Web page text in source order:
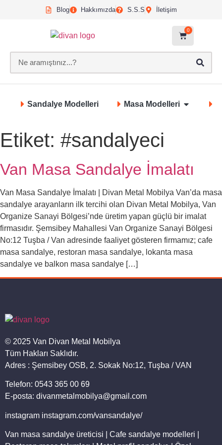
Blog Hakkımızda S.S.S İletişim
0
Sandalye Modelleri Masa Modelleri
Etiket: #sandalyeci
Van Masa Sandalye İmalatı
Van Masa Sandalye İmalatı | Divan Metal Mobilya Van’da masa
sandalye arayanların ilk tercihi olan Divan Metal Mobilya, Van
Organize Sanayi Bölgesi’nde üretim yapan güçlü bir imalat
firmasıdır. Şemsibey Mahallesi Van Organize Sanayi Bölgesi
No:12 Tuşba / Van adresinde faaliyet gösteren firmamız; cafe
masa sandalye, restoran masa sandalye, lokanta masa
sandalye ve balkon masa sandalye […]
© 2025 Van Divan Metal Mobilya
Tüm Hakları Saklıdır.
Adres : Şemsibey OSB, 2. Sokak No:12, Tuşba / VAN
Telefon: 0543 365 00 69
E-posta: divanmetalmobilya@gmail.com
instagram instagram.com/vansandalye/
Van masa sandalye üreticisi | Cafe sandalye modelleri |